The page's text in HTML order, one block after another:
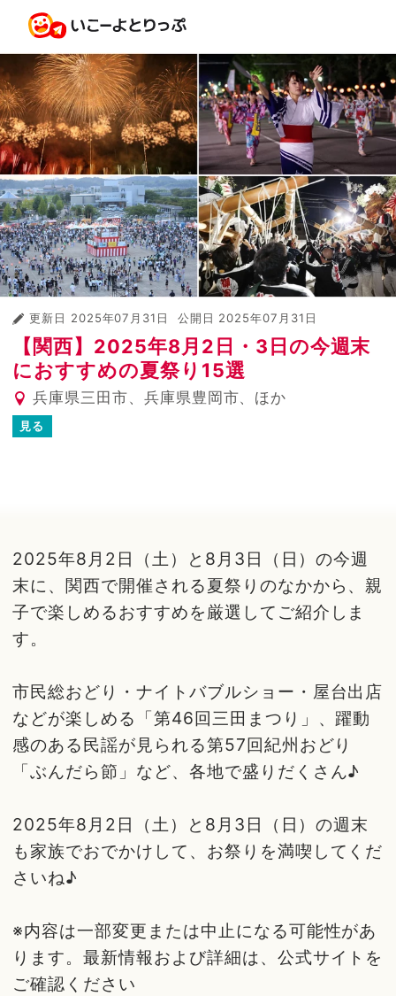
更新日 2025年07月31日 公開日 2025年07月31日
【関西】2025年8月2日・3日の今週末
におすすめの夏祭り15選
兵庫県三田市、兵庫県豊岡市、ほか
見る
2025年8月2日（土）と8月3日（日）の今週
末に、関西で開催される夏祭りのなかから、親
子で楽しめるおすすめを厳選してご紹介しま
す。
市民総おどり・ナイトバブルショー・屋台出店
などが楽しめる「第46回三田まつり」、躍動
感のある民謡が見られる第57回紀州おどり
「ぶんだら節」など、各地で盛りだくさん♪
2025年8月2日（土）と8月3日（日）の週末
も家族でおでかけして、お祭りを満喫してくだ
さいね♪
※内容は一部変更または中止になる可能性があ
ります。最新情報および詳細は、公式サイトを
ご確認ください